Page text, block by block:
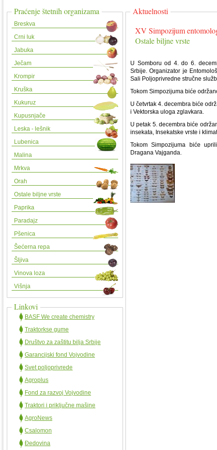
Praćenje štetnih organizama
Breskva
Crni luk
Jabuka
Ječam
Krompir
Kruška
Kukuruz
Kupusnjače
Leska - lešnik
Lubenica
Malina
Mrkva
Orah
Ostale biljne vrste
Paprika
Paradajz
Pšenica
Šećerna repa
Šljiva
Vinova loza
Višnja
Linkovi
BASF We create chemistry
Traktorkse gume
Društvo za zaštitu bilja Srbije
Garancijski fond Vojvodine
Svet poljoprivrede
Agroplus
Fond za razvoj Vojvodine
Traktori i priključne mašine
AgroNews
Csalomon
Đedovina
Aktuelnosti
XV Simpozijum
Ostale biljne vrste
U Somboru od 4. do 6.
Srbije. Organizator je
Sali Poljoprivredne stručne
Tokom Simpozijuma biće
U četvrtak 4. decembra biće
i Vektorska uloga zglavkara.
U petak 5. decembra biće
insekata, Insekatske vrste i
Tokom Simpozijuma biće
Dragana Vajganda.